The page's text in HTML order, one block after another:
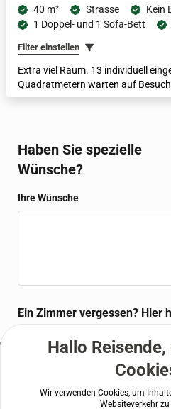
40 m² Strasse
Kein
1 Doppel- und 1 Sofa-Bett
Filter einstellen
Extra viel Raum. 13 individuell
Quadratmetern warten auf
großzügig wohnen und Familien
Haben Sie spezielle
Wünsche?
Ihre Wünsche
Ein Zimmer vergessen? Hier
Hotel Wedina an der Alster,
040 280
Hallo
Wir verwenden Cookies, um
Websiteverkehr